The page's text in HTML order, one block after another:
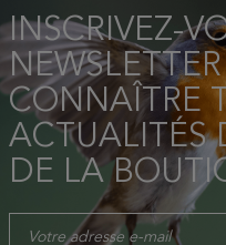
INSCRIVEZ-
CONNAÎTRE
ACTUALITÉS
DE LA